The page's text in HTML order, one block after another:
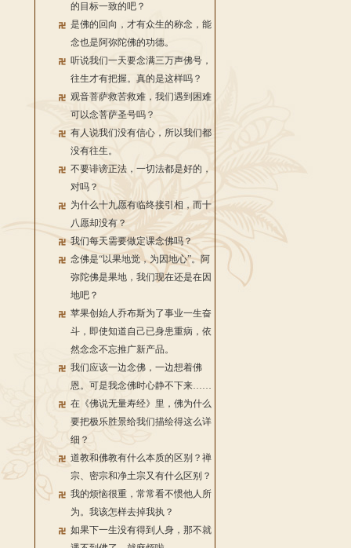
的目标一致的吧？
是佛的回向，才有众生的称念，能
念也是阿弥陀佛的功德。
听说我们一天要念满三万声佛号，
往生才有把握。真的是这样吗？
观音菩萨救苦救难，我们遇到困难
可以念菩萨圣号吗？
有人说我们没有信心，所以我们都
没有往生。
不要诽谤正法，一切法都是好的，
对吗？
为什么十九愿有临终接引相，而十
八愿却没有？
我们每天需要做定课念佛吗？
念佛是“以果地觉，为因地心”。阿
弥陀佛是果地，我们现在还是在因
地吧？
苹果创始人乔布斯为了事业一生奋
斗，即使知道自己已身患重病，依
然念念不忘推广新产品。
我们应该一边念佛，一边想着佛
恩。可是我念佛时心静不下来……
在《佛说无量寿经》里，佛为什么
要把极乐胜景给我们描绘得这么详
细？
道教和佛教有什么本质的区别？禅
宗、密宗和净土宗又有什么区别？
我的烦恼很重，常常看不惯他人所
为。我该怎样去掉我执？
如果下一生没有得到人身，那不就